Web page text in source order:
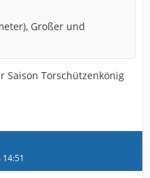
Großer und
Saison Torschützenkönig